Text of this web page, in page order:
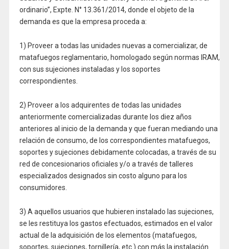
ordinario”, Expte. N° 13.361/2014, donde el objeto de la
demanda es que la empresa proceda a:
1) Proveer a todas las unidades nuevas a comercializar, de
matafuegos reglamentario, homologado según normas IRAM,
con sus sujeciones instaladas y los soportes
correspondientes.
2) Proveer a los adquirentes de todas las unidades
anteriormente comercializadas durante los diez años
anteriores al inicio de la demanda y que fueran mediando una
relación de consumo, de los correspondientes matafuegos,
soportes y sujeciones debidamente colocadas, a través de su
red de concesionarios oficiales y/o a través de talleres
especializados designados sin costo alguno para los
consumidores.
3) A aquellos usuarios que hubieren instalado las sujeciones,
se les restituya los gastos efectuados, estimados en el valor
actual de la adquisición de los elementos (matafuegos,
soportes, sujeciones, tornillería, etc.) con más la instalación.